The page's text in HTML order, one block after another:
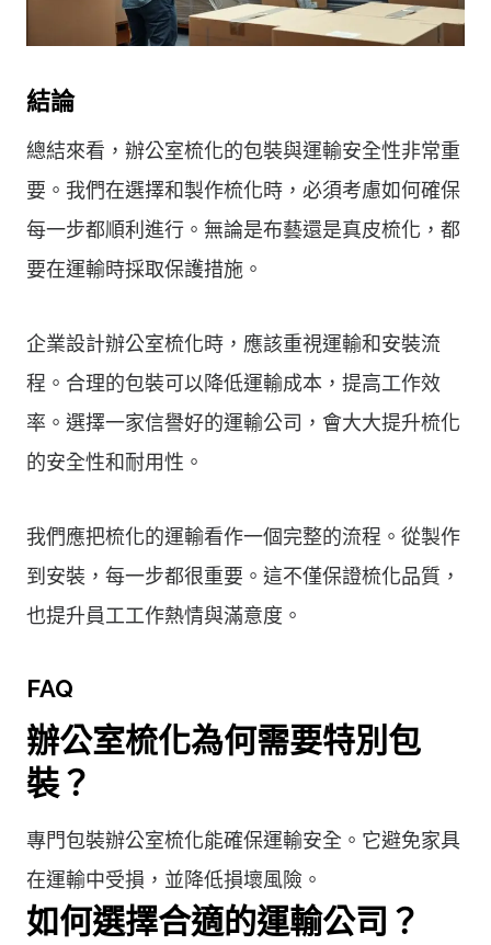
結論
總結來看，辦公室梳化的包裝與運輸安全性非常重
要。我們在選擇和製作梳化時，必須考慮如何確保
每一步都順利進行。無論是布藝還是真皮梳化，都
要在運輸時採取保護措施。
企業設計辦公室梳化時，應該重視運輸和安裝流
程。合理的包裝可以降低運輸成本，提高工作效
率。選擇一家信譽好的運輸公司，會大大提升梳化
的安全性和耐用性。
我們應把梳化的運輸看作一個完整的流程。從製作
到安裝，每一步都很重要。這不僅保證梳化品質，
也提升員工工作熱情與滿意度。
FAQ
辦公室梳化為何需要特別包
裝？
專門包裝辦公室梳化能確保運輸安全。它避免家具
在運輸中受損，並降低損壞風險。
如何選擇合適的運輸公司？